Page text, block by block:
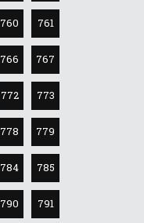
760 761
766 767
772 773
778 779
784 785
790 791